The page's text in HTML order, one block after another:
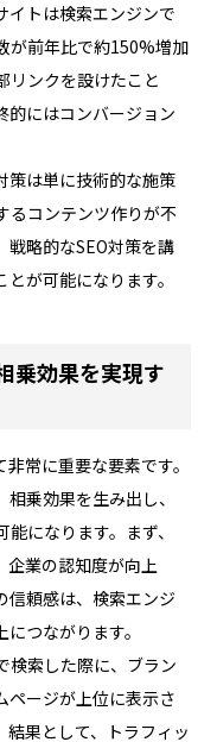
イトは検索エンジンで
が前年比で約150%増加
リンクを設けたこと
的にはコンバージョン
策は単に技術的な施策
るコンテンツ作りが不
戦略的なSEO対策を講
が可能になります。
乗効果を実現す
常に重要な要素です。
乗効果を生み出し、
になります。まず、
企業の認知度が向上
信頼感は、検索エンジ
つながります。
検索した際に、ブラン
ページが上位に表示さ
果として、トラフィッ